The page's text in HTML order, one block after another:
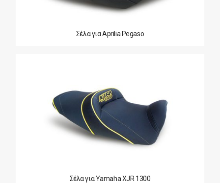
Σέλα για Aprilia Pegaso
Σέλα για Yamaha XJR 1300